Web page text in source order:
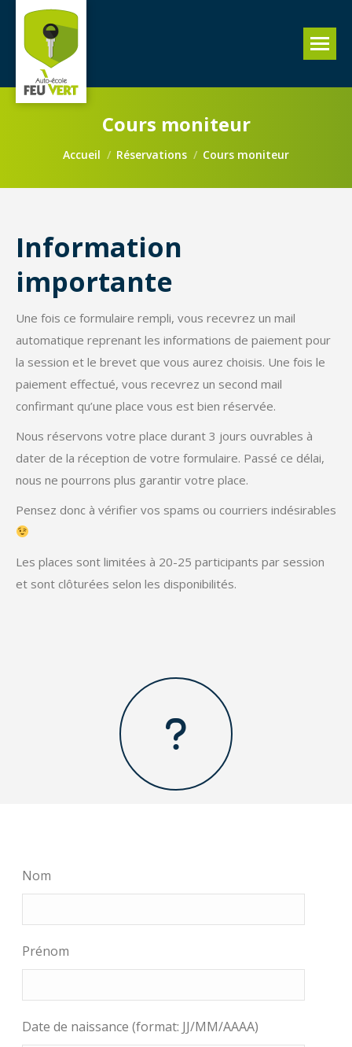
Cours moniteur
Vous êtes ici :
Accueil Réservations Cours moniteur
Information
importante
Une fois ce formulaire rempli, vous recevrez un mail
automatique reprenant les informations de paiement pour
la session et le brevet que vous aurez choisis. Une fois le
paiement effectué, vous recevrez un second mail
confirmant qu’une place vous est bien réservée.
Nous réservons votre place durant 3 jours ouvrables à
dater de la réception de votre formulaire. Passé ce délai,
nous ne pourrons plus garantir votre place.
Pensez donc à vérifier vos spams ou courriers indésirables
Les places sont limitées à 20-25 participants par session
et sont clôturées selon les disponibilités.